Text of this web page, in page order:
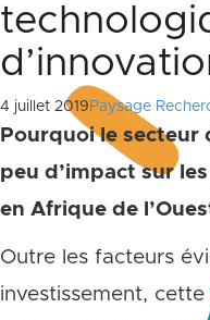
4 juillet 2019 Paysage
Pourquoi le secteur
peu d’impact sur
en Afrique de
Outre les facteurs
investissement,